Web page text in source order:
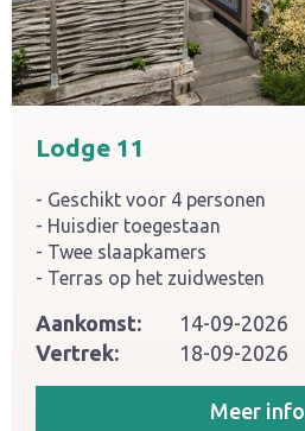
Lodge 11
Geschikt voor 4 personen
Huisdier toegestaan
Twee slaapkamers
Terras op het zuidwesten
Aankomst:
14-09-2026
Vertrek:
18-09-2026
Meer info